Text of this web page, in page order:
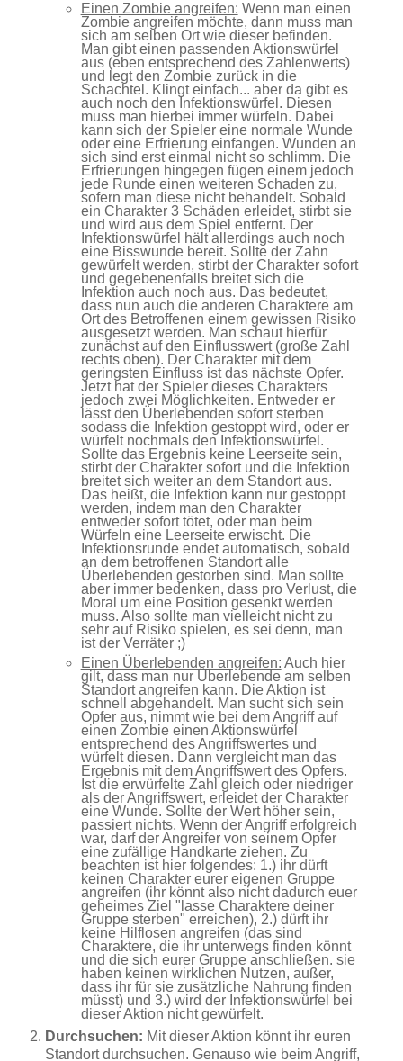
Einen Zombie angreifen: Wenn man einen
Zombie angreifen möchte, dann muss man
sich am selben Ort wie dieser befinden.
Man gibt einen passenden Aktionswürfel
aus (eben entsprechend des Zahlenwerts)
und legt den Zombie zurück in die
Schachtel. Klingt einfach... aber da gibt es
auch noch den Infektionswürfel. Diesen
muss man hierbei immer würfeln. Dabei
kann sich der Spieler eine normale Wunde
oder eine Erfrierung einfangen. Wunden an
sich sind erst einmal nicht so schlimm. Die
Erfrierungen hingegen fügen einem jedoch
jede Runde einen weiteren Schaden zu,
sofern man diese nicht behandelt. Sobald
ein Charakter 3 Schäden erleidet, stirbt sie
und wird aus dem Spiel entfernt. Der
Infektionswürfel hält allerdings auch noch
eine Bisswunde bereit. Sollte der Zahn
gewürfelt werden, stirbt der Charakter sofort
und gegebenenfalls breitet sich die
Infektion auch noch aus. Das bedeutet,
dass nun auch die anderen Charaktere am
Ort des Betroffenen einem gewissen Risiko
ausgesetzt werden. Man schaut hierfür
zunächst auf den Einflusswert (große Zahl
rechts oben). Der Charakter mit dem
geringsten Einfluss ist das nächste Opfer.
Jetzt hat der Spieler dieses Charakters
jedoch zwei Möglichkeiten. Entweder er
lässt den Überlebenden sofort sterben
sodass die Infektion gestoppt wird, oder er
würfelt nochmals den Infektionswürfel.
Sollte das Ergebnis keine Leerseite sein,
stirbt der Charakter sofort und die Infektion
breitet sich weiter an dem Standort aus.
Das heißt, die Infektion kann nur gestoppt
werden, indem man den Charakter
entweder sofort tötet, oder man beim
Würfeln eine Leerseite erwischt. Die
Infektionsrunde endet automatisch, sobald
an dem betroffenen Standort alle
Überlebenden gestorben sind. Man sollte
aber immer bedenken, dass pro Verlust, die
Moral um eine Position gesenkt werden
muss. Also sollte man vielleicht nicht zu
sehr auf Risiko spielen, es sei denn, man
ist der Verräter ;)
Einen Überlebenden angreifen: Auch hier
gilt, dass man nur Überlebende am selben
Standort angreifen kann. Die Aktion ist
schnell abgehandelt. Man sucht sich sein
Opfer aus, nimmt wie bei dem Angriff auf
einen Zombie einen Aktionswürfel
entsprechend des Angriffswertes und
würfelt diesen. Dann vergleicht man das
Ergebnis mit dem Angriffswert des Opfers.
Ist die erwürfelte Zahl gleich oder niedriger
als der Angriffswert, erleidet der Charakter
eine Wunde. Sollte der Wert höher sein,
passiert nichts. Wenn der Angriff erfolgreich
war, darf der Angreifer von seinem Opfer
eine zufällige Handkarte ziehen. Zu
beachten ist hier folgendes: 1.) ihr dürft
keinen Charakter eurer eigenen Gruppe
angreifen (ihr könnt also nicht dadurch euer
geheimes Ziel "lasse Charaktere deiner
Gruppe sterben" erreichen), 2.) dürft ihr
keine Hilflosen angreifen (das sind
Charaktere, die ihr unterwegs finden könnt
und die sich eurer Gruppe anschließen. sie
haben keinen wirklichen Nutzen, außer,
dass ihr für sie zusätzliche Nahrung finden
müsst) und 3.) wird der Infektionswürfel bei
dieser Aktion nicht gewürfelt.
Durchsuchen: Mit dieser Aktion könnt ihr euren
Standort durchsuchen. Genauso wie beim Angriff,